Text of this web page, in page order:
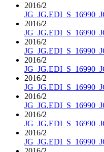
2016/2
2016/2
2016/2
2016/2
2016/2
2016/2
2016/2
2016/2